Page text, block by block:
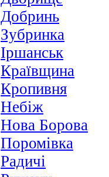
Добринь
Зубринка
Іршанськ
Краївщина
Кропивня
Небіж
Нова Борова
Поромівка
Радичі